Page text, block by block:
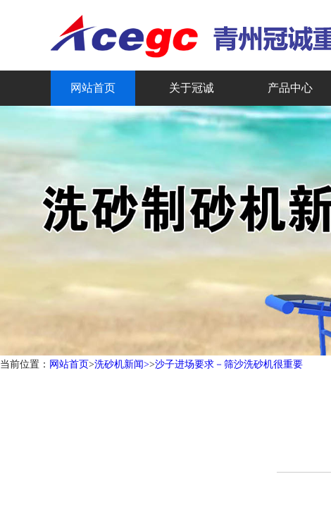
网站首页 关于冠诚 产品中心
当前位置： 网站首页>洗砂机新闻>>沙子进场要求－筛沙洗砂机很重要